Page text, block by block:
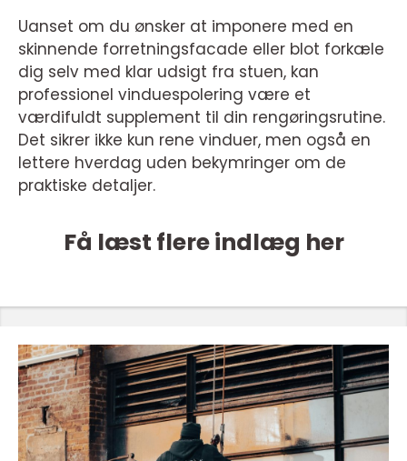
Uanset om du ønsker at imponere med en
skinnende forretningsfacade eller blot forkæle
dig selv med klar udsigt fra stuen, kan
professionel vinduespolering være et
værdifuldt supplement til din rengøringsrutine.
Det sikrer ikke kun rene vinduer, men også en
lettere hverdag uden bekymringer om de
praktiske detaljer.
Få læst flere indlæg her